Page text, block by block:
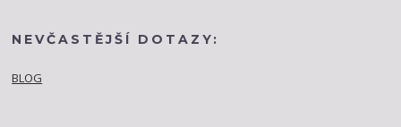
NEVČASTĚJŠÍ DOTAZY:
BLOG